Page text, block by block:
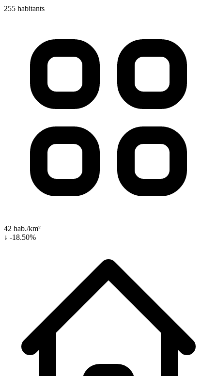
255 habitants
42 hab./km²
↓ -18.50%